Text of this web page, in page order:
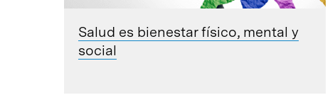
Salud es bienestar físico, mental y
social